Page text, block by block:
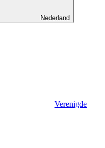
Nederland
Verenigde